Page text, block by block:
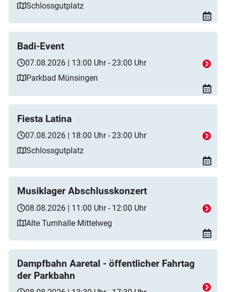
Schlossgutplatz
Badi-Event
07.08.2026 | 13:00 Uhr - 23:00 Uhr
Parkbad Münsingen
Fiesta Latina
07.08.2026 | 18:00 Uhr - 23:00 Uhr
Schlossgutplatz
Musiklager Abschlusskonzert
08.08.2026 | 11:00 Uhr - 12:00 Uhr
Alte Turnhalle Mittelweg
Dampfbahn Aaretal - öffentlicher Fahrtag
der Parkbahn